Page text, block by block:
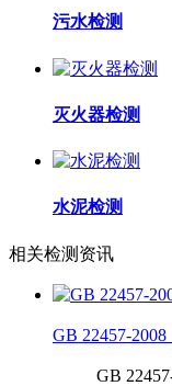
污水检测
灭火器检测
水泥检测
相关检测资讯
GB 22457-
GB